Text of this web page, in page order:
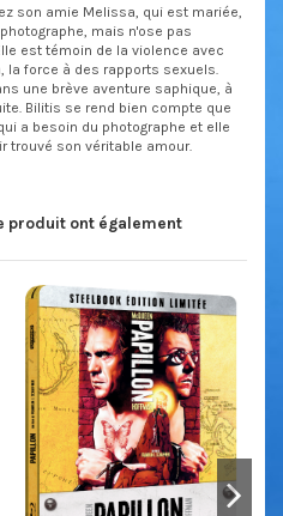
son amie Melissa, qui est mariée,
mais n'ose pas
est témoin de la violence avec
la force à des rapports sexuels.
une brève aventure saphique, à
Bilitis se rend bien compte que
a besoin du photographe et elle
trouvé son véritable amour.
produit ont également